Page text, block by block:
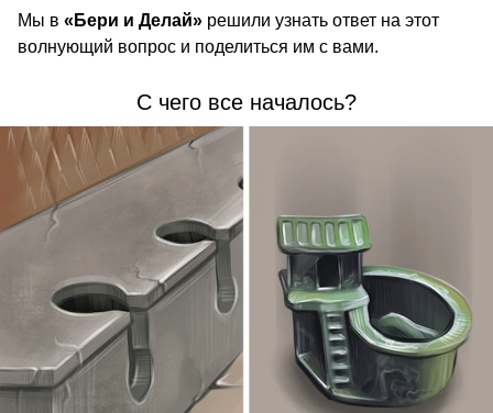
Мы в «Бери и Делай» решили узнать ответ на этот
волнующий вопрос и поделиться им с вами.
С чего все началось?